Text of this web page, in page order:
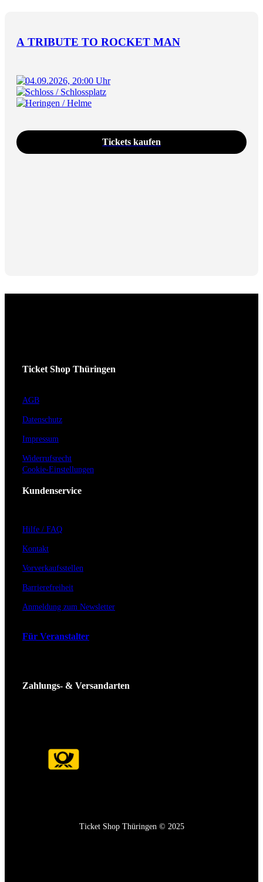
A TRIBUTE TO ROCKET MAN
04.09.2026, 20:00 Uhr
Schloss / Schlossplatz
Heringen / Helme
Tickets kaufen
Ticket Shop Thüringen
AGB
Datenschutz
Impressum
Widerrufsrecht
Cookie-Einstellungen
Kundenservice
Hilfe / FAQ
Kontakt
Vorverkaufsstellen
Barrierefreiheit
Anmeldung zum Newsletter
Für Veranstalter
Zahlungs- & Versandarten
Ticket Shop Thüringen © 2025